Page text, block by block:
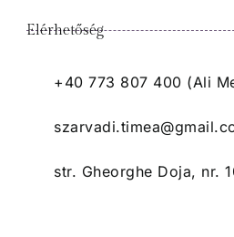
Elérhetőség
+40 773 807 400 (Ali
str. Gheorghe Doja, nr.